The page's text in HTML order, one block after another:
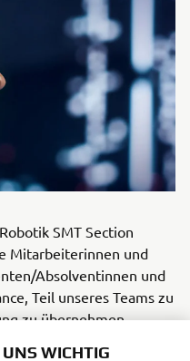
SMT Section
Mitarbeiterinnen und
Absolventinnen und
Teil unseres Teams zu
zu übernehmen.
Herausforderung bei
WICHTIG